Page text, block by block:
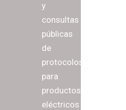
y
consultas
públicas
de
protocolos
para
productos
eléctricos